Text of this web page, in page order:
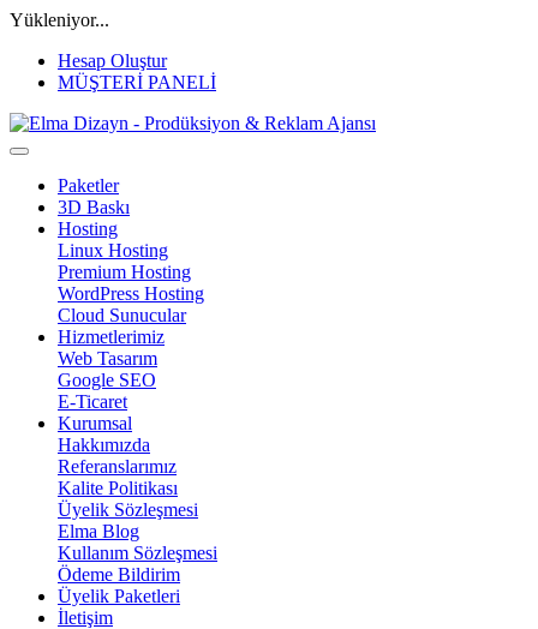
Yükleniyor...
Hesap Oluştur
MÜŞTERİ PANELİ
Paketler
3D Baskı
Hosting
Linux Hosting
Premium Hosting
WordPress Hosting
Cloud Sunucular
Hizmetlerimiz
Web Tasarım
Google SEO
E-Ticaret
Kurumsal
Hakkımızda
Referanslarımız
Kalite Politikası
Üyelik Sözleşmesi
Elma Blog
Kullanım Sözleşmesi
Ödeme Bildirim
Üyelik Paketleri
İletişim